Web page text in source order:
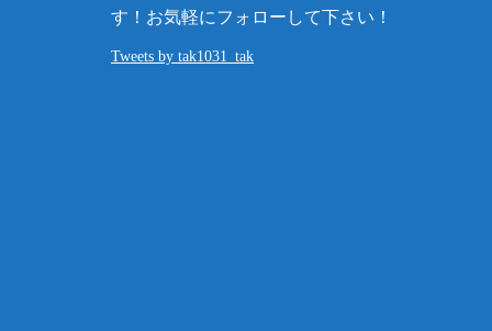
す！お気軽にフォローして下さい！
Tweets by tak1031_tak